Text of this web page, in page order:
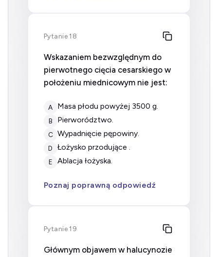
Pytanie 18
Wskazaniem bezwzględnym do
pierwotnego cięcia cesarskiego w
położeniu miednicowym nie jest:
A masa płodu powyżej 3500 g.
B pierworództwo.
C wypadnięcie pępowiny.
D łożysko przodujące .
E ablacja łożyska.
Poznaj poprawną odpowiedź
Pytanie 19
Głównym objawem w halucynozie